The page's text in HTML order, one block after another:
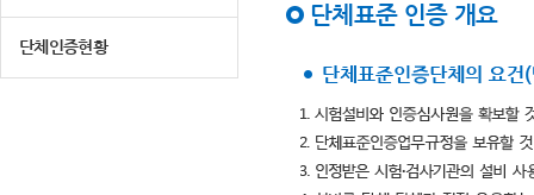
단체인증현황
단체표준 인증 개요